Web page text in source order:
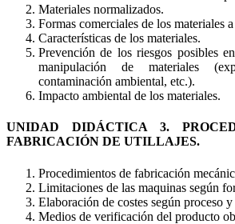
Materiales normalizados.
Formas comerciales de los materiales
Características de los materiales.
Prevención de los riesgos posibles
manipulación de materiales
contaminación ambiental, etc.).
Impacto ambiental de los materiales.
UNIDAD DIDÁCTICA 3.
FABRICACIÓN DE UTILLAJES.
Procedimientos de fabricación
Limitaciones de las maquinas según
Elaboración de costes según proceso y
Medios de verificación del producto